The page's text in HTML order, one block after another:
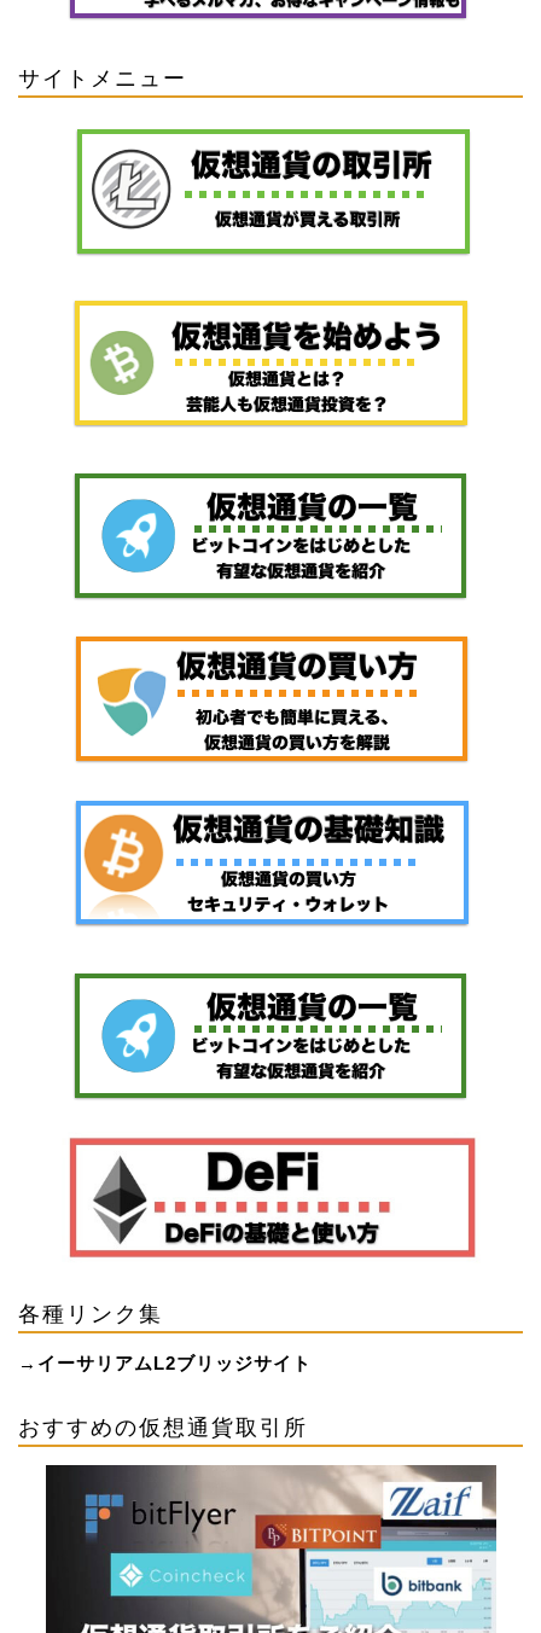
サイトメニュー
各種リンク集
→ イーサリアムL2ブリッジサイト
おすすめの仮想通貨取引所